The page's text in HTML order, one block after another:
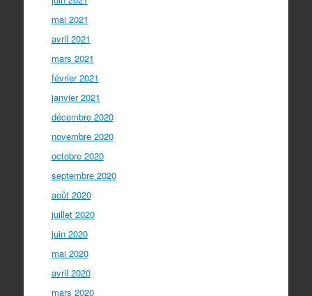
mai 2021
avril 2021
mars 2021
février 2021
janvier 2021
décembre 2020
novembre 2020
octobre 2020
septembre 2020
août 2020
juillet 2020
juin 2020
mai 2020
avril 2020
mars 2020